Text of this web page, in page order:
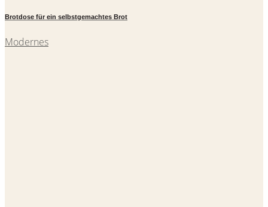
Brotdose für ein selbstgemachtes Brot
Modernes